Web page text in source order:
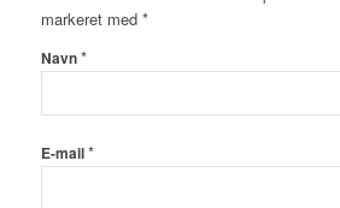
markeret med *
Navn*
E-mail*